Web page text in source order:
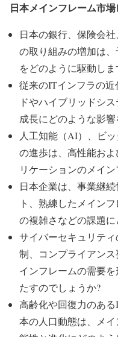
日本メインフレーム市
日本の銀行、保険会
の取り組みの増加は
をどのように駆動しま
従来のITインフラの
ドやハイブリッドシ
成長にどのような影
人工知能（AI）、ビ
の進歩は、高性能お
リケーションのメイ
日本企業は、事業継
ト、熟練したメイン
の複雑さなどの課題
サイバーセキュリテ
制、コンプライアン
インフレームの需要
たすのでしょうか?
高齢化や回復力のあ
本の人口動態は、メ